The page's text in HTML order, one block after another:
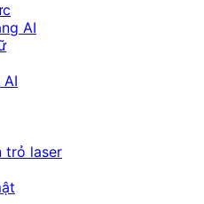
AI
trỏ laser